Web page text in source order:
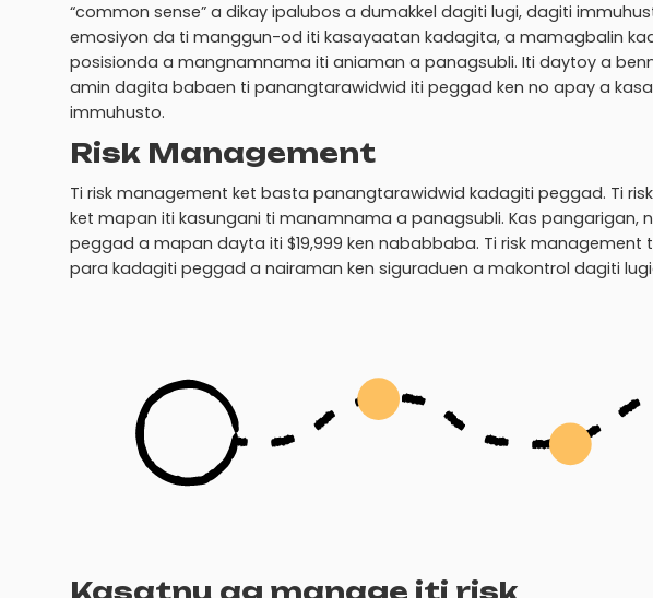
“common sense” a dikay ipalubos a dumakkel dagiti lugi, dagiti
emosiyon da ti manggun-od iti kasayaatan kadagita, a mamagbalin
posisionda a mangnamnama iti aniaman a panagsubli. Iti daytoy a
amin dagita babaen ti panangtarawidwid iti peggad ken no apay a
immuhusto.
Risk Management
Ti risk management ket basta panangtarawidwid kadagiti peggad. Ti
ket mapan iti kasungani ti manamnama a panagsubli. Kas pangarigan,
peggad a mapan dayta iti $19,999 ken nababbaba. Ti risk
para kadagiti peggad a nairaman ken siguraduen a makontrol dagiti
Kasatnu ag manage iti risk